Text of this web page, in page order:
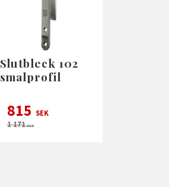
Slutbleck 102
smalprofil
815 SEK
1 171SEK